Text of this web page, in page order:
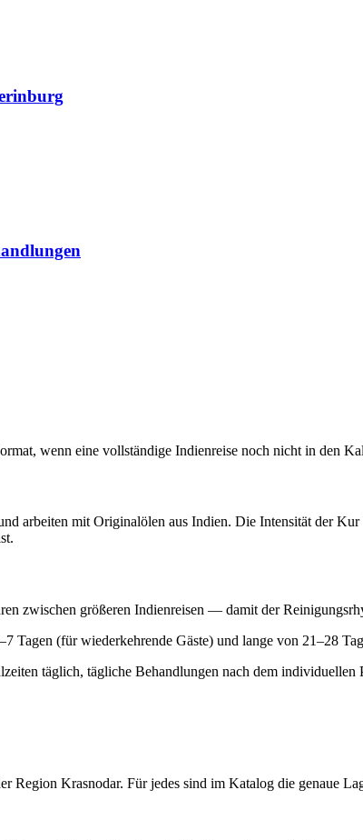
wenn eine vollständige Indienreise noch nicht in den
arbeiten mit Originalölen aus Indien. Die Intensität der
zwischen größeren Indienreisen — damit der
Tagen (für wiederkehrende Gäste) und lange von 21–28
täglich, tägliche Behandlungen nach dem
Krasnodar. Für jedes sind im Katalog die genaue